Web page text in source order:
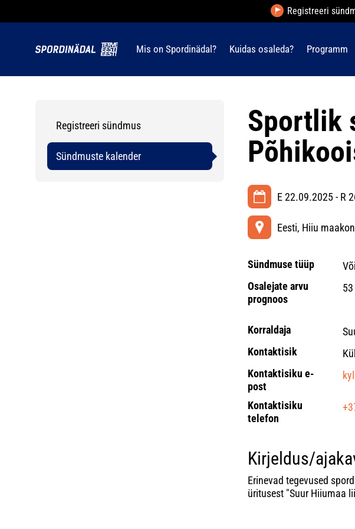
Registreeri
Mis on Spordinädal? Kuidas osaleda? Programm
Registreeri sündmus
Sündmuste kalender
Sportlik
E 22.09.2025 - R
Eesti, Hiiu
Sündmuse tüüp
Osalejate arvu
prognoos
53
Korraldaja
Kontaktisik
Kontaktisiku e-
post
Kontaktisiku
telefon
Kirjeldus/
Erinevad tegevused
üritusest "Suur Hiiumaa